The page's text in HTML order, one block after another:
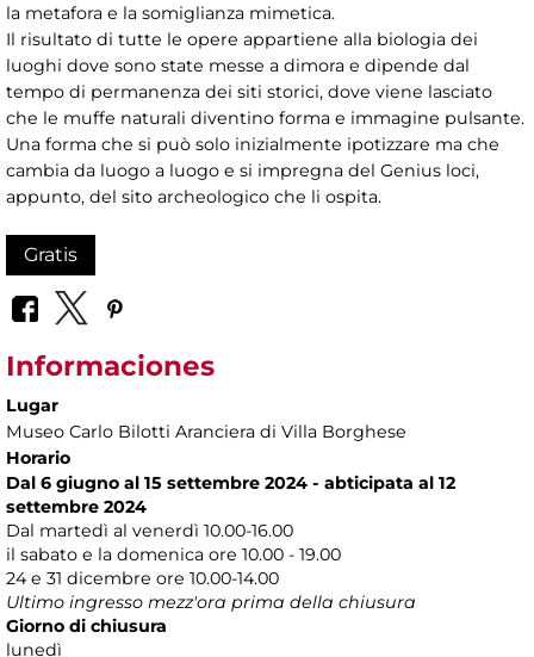
la metafora e la somiglianza mimetica.
Il risultato di tutte le opere appartiene alla biologia dei
luoghi dove sono state messe a dimora e dipende dal
tempo di permanenza dei siti storici, dove viene lasciato
che le muffe naturali diventino forma e immagine pulsante.
Una forma che si può solo inizialmente ipotizzare ma che
cambia da luogo a luogo e si impregna del Genius loci,
appunto, del sito archeologico che li ospita.
Gratis
Informaciones
Lugar
Museo Carlo Bilotti Aranciera di Villa Borghese
Horario
Dal 6 giugno al 15 settembre 2024 - abticipata al 12
settembre 2024
Dal martedì al venerdì 10.00-16.00
il sabato e la domenica ore 10.00 - 19.00
24 e 31 dicembre ore 10.00-14.00
Ultimo ingresso mezz'ora prima della chiusura
Giorno di chiusura
lunedì